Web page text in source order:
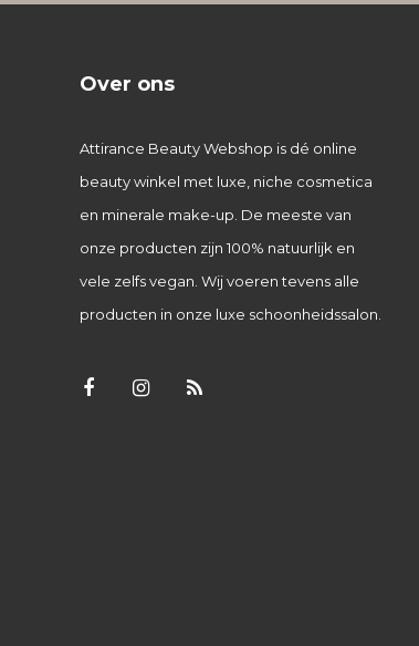
Over ons
Attirance Beauty Webshop is dé online
beauty winkel met luxe, niche cosmetica
en minerale make-up. De meeste van
onze producten zijn 100% natuurlijk en
vele zelfs vegan. Wij voeren tevens alle
producten in onze luxe schoonheidssalon.